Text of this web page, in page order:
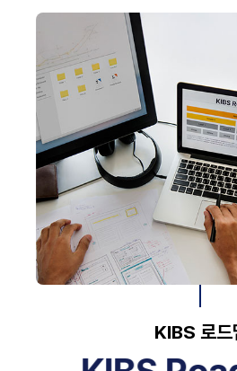
KIBS 로드